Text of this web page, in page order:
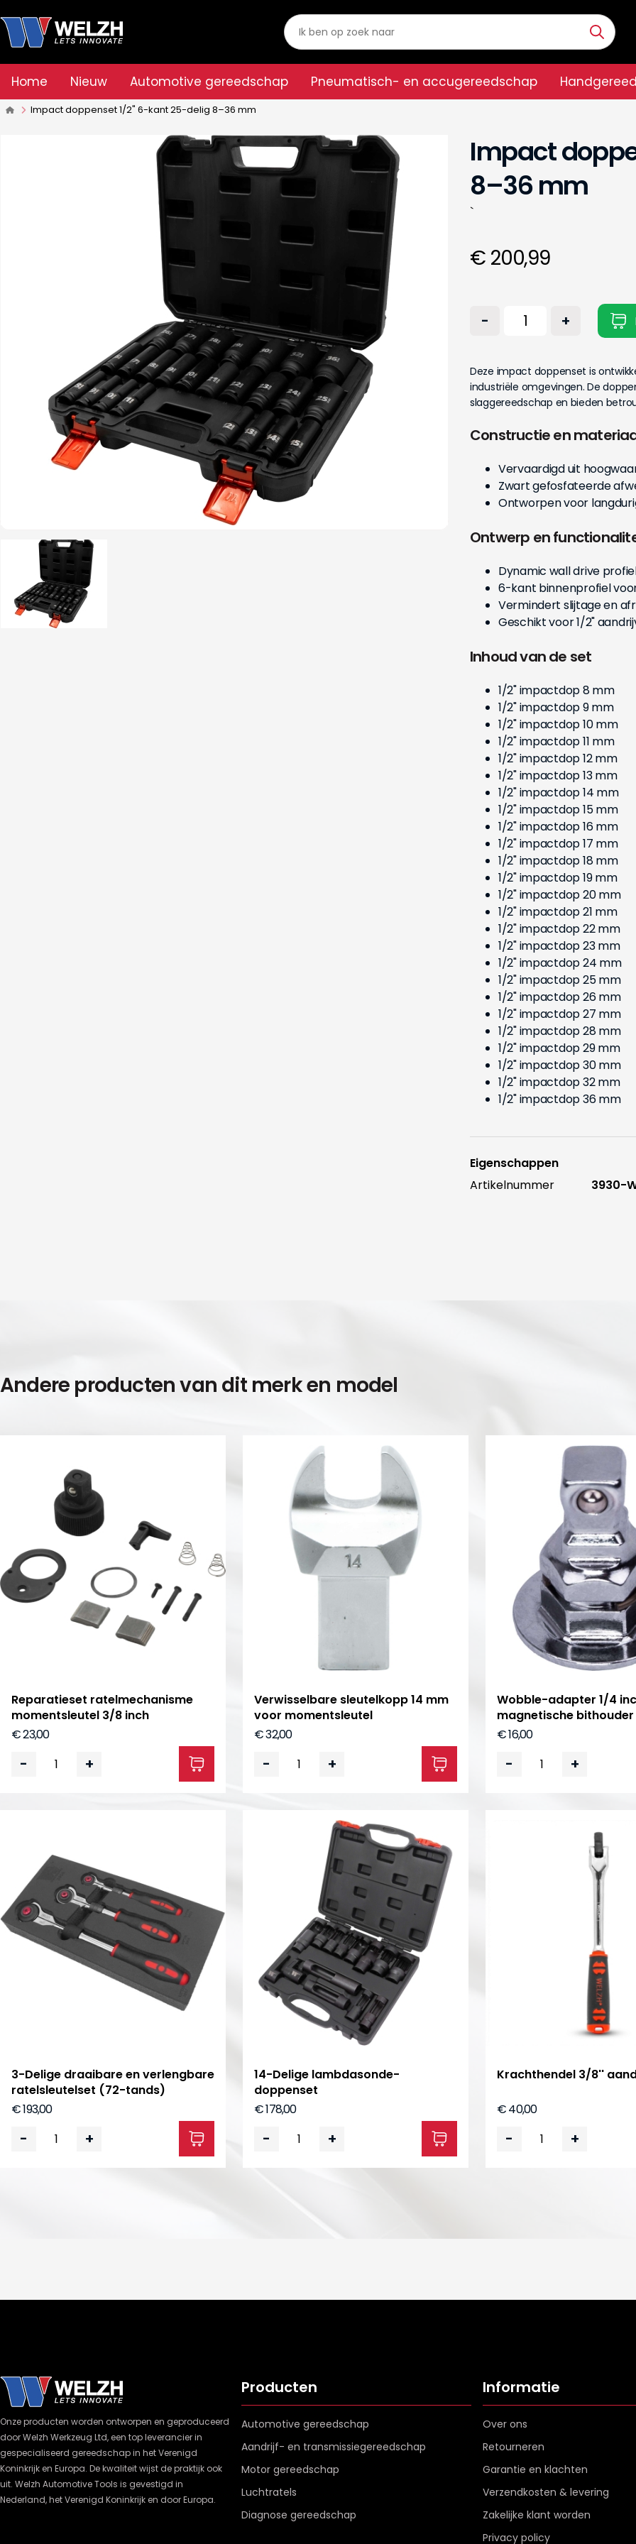
Home Nieuw Automotive gereedschap Pneumatisch- en accugereedschap
Impact doppenset 1/2" 6-kant 25-delig 8–36 mm
Impact
8–36 mm
`
€ 200,99
- +
Deze impact doppenset is
industriële omgevingen. De
slaggereedschap en bieden
Constructie en
Vervaardigd uit
Zwart gefosfateerde
Ontworpen voor
Ontwerp en
Dynamic wall drive
6-kant binnenprofiel
Vermindert slijtage en
Geschikt voor 1/2"
Inhoud van de set
1/2" impactdop 8 mm
1/2" impactdop 9 mm
1/2" impactdop 10 mm
1/2" impactdop 11 mm
1/2" impactdop 12 mm
1/2" impactdop 13 mm
1/2" impactdop 14 mm
1/2" impactdop 15 mm
1/2" impactdop 16 mm
1/2" impactdop 17 mm
1/2" impactdop 18 mm
1/2" impactdop 19 mm
1/2" impactdop 20 mm
1/2" impactdop 21 mm
1/2" impactdop 22 mm
1/2" impactdop 23 mm
1/2" impactdop 24 mm
1/2" impactdop 25 mm
1/2" impactdop 26 mm
1/2" impactdop 27 mm
1/2" impactdop 28 mm
1/2" impactdop 29 mm
1/2" impactdop 30 mm
1/2" impactdop 32 mm
1/2" impactdop 36 mm
Eigenschappen
Artikelnummer
3930-
Andere producten van dit merk en model
Reparatieset ratelmechanisme
momentsleutel 3/8 inch
€ 23,00
- +
Verwisselbare sleutelkopp 14 mm
voor momentsleutel
€ 32,00
- +
Wobble-adapter 1/4
magnetische bithouder
€ 16,00
- +
3-Delige draaibare en verlengbare
ratelsleutelset (72-tands)
€ 193,00
- +
14-Delige lambdasonde-
doppenset
€ 178,00
- +
Krachthendel 3/8''
€ 40,00
- +
Onze producten worden ontworpen en geproduceerd
door Welzh Werkzeug Ltd, een top leverancier in
gespecialiseerd gereedschap in het Verenigd
Koninkrijk en Europa. De kwaliteit wijst de praktijk ook
uit. Welzh Automotive Tools is gevestigd in
Nederland, het Verenigd Koninkrijk en door Europa.
Producten
Automotive gereedschap
Aandrijf- en transmissiegereedschap
Motor gereedschap
Luchtratels
Diagnose gereedschap
Informatie
Over ons
Retourneren
Garantie en klachten
Verzendkosten & levering
Zakelijke klant worden
Privacy policy